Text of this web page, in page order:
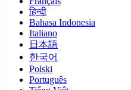
हिन्दी
Bahasa Indonesia
Italiano
日本語
한국어
Polski
Português